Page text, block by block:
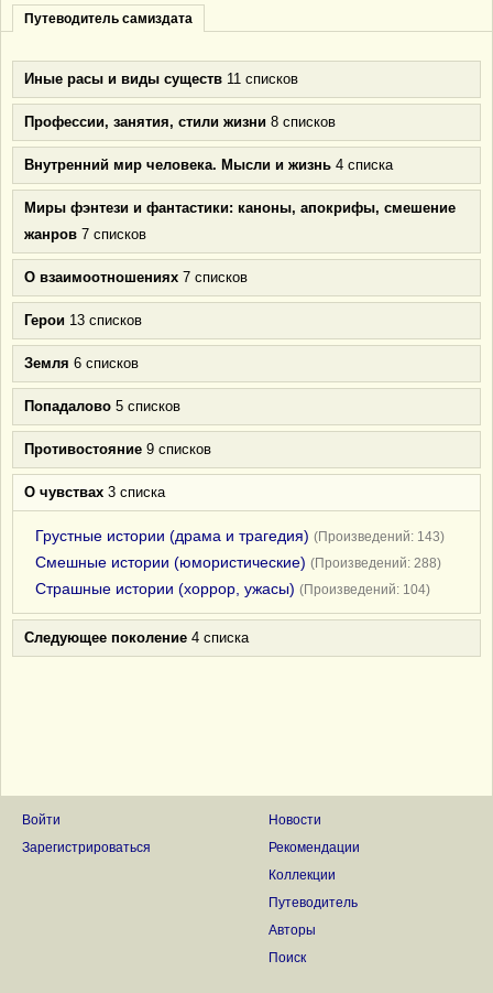
Путеводитель самиздата
Иные расы и виды существ 11 списков
Профессии, занятия, стили жизни 8 списков
Внутренний мир человека. Мысли и жизнь 4 списка
Миры фэнтези и фантастики: каноны, апокрифы, смешение
жанров 7 списков
О взаимоотношениях 7 списков
Герои 13 списков
Земля 6 списков
Попадалово 5 списков
Противостояние 9 списков
О чувствах 3 списка
Грустные истории (драма и трагедия) (Произведений: 143)
Смешные истории (юмористические) (Произведений: 288)
Страшные истории (хоррор, ужасы) (Произведений: 104)
Следующее поколение 4 списка
Войти
Зарегистрироваться
Новости
Рекомендации
Коллекции
Путеводитель
Авторы
Поиск